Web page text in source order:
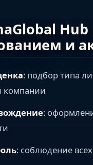
и
: подбор типа
компании
:
: соблюдение